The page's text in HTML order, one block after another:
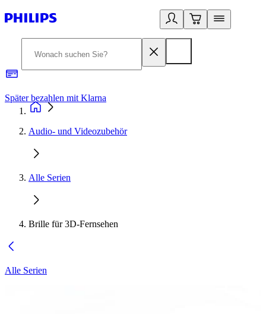
Später bezahlen mit Klarna
Audio- und Videozubehör
Alle Serien
Brille für 3D-Fernsehen
Alle Serien